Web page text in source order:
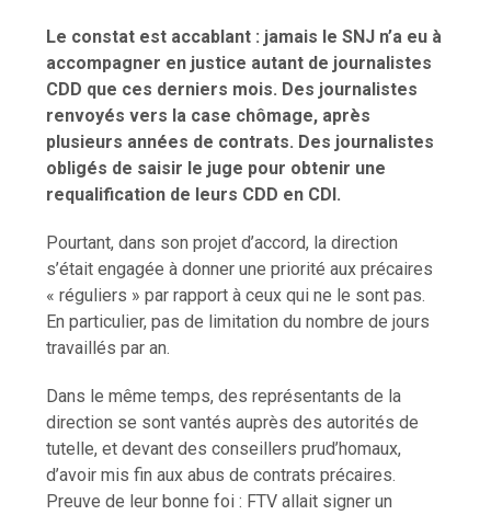
Le constat est accablant : jamais le SNJ n’a eu à
accompagner en justice autant de journalistes
CDD que ces derniers mois. Des journalistes
renvoyés vers la case chômage, après
plusieurs années de contrats. Des journalistes
obligés de saisir le juge pour obtenir une
requalification de leurs CDD en CDI.
Pourtant, dans son projet d’accord, la direction
s’était engagée à donner une priorité aux précaires
« réguliers » par rapport à ceux qui ne le sont pas.
En particulier, pas de limitation du nombre de jours
travaillés par an.
Dans le même temps, des représentants de la
direction se sont vantés auprès des autorités de
tutelle, et devant des conseillers prud’homaux,
d’avoir mis fin aux abus de contrats précaires.
Preuve de leur bonne foi : FTV allait signer un